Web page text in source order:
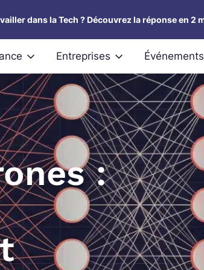
dans la Tech ? Découvrez la réponse en 2
Entreprises Événements
: